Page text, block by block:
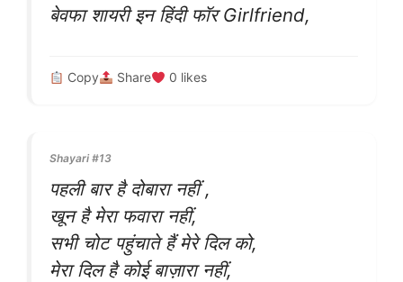
बेवफा शायरी इन हिंदी फॉर Girlfriend,
Copy Share 0 likes
Shayari #13
पहली बार है दोबारा नहीं ,
खून है मेरा फवारा नहीं,
सभी चोट पहुंचाते हैं मेरे दिल को,
मेरा दिल है कोई बाज़ारा नहीं,